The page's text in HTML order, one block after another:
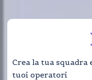
Crea la tua squadra
tuoi operatori